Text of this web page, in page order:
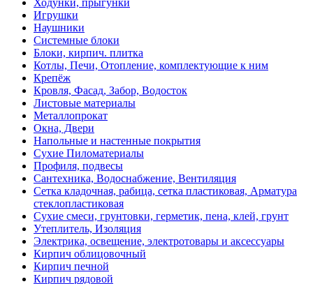
Игрушки
Наушники
Системные блоки
Блоки, кирпич. плитка
Котлы, Печи, Отопление, комплектующие к ним
Крепёж
Кровля, Фасад, Забор, Водосток
Листовые материалы
Металлопрокат
Окна, Двери
Напольные и настенные покрытия
Сухие Пиломатериалы
Профиля, подвесы
Сантехника, Водоснабжение, Вентиляция
Сетка кладочная, рабица, сетка пластиковая, Арматура
стеклопластиковая
Сухие смеси, грунтовки, герметик, пена, клей, грунт
Утеплитель, Изоляция
Электрика, освещение, электротовары и аксессуары
Кирпич облицовочный
Кирпич печной
Кирпич рядовой